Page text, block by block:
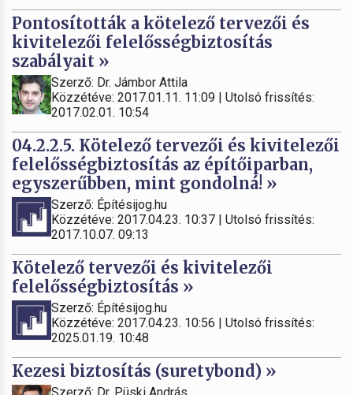
Pontosították a kötelező tervezői és
kivitelezői felelősségbiztosítás
szabályait »
Szerző: Dr. Jámbor Attila
Közzétéve: 2017.01.11. 11:09 | Utolsó frissítés:
2017.02.01. 10:54
04.2.2.5. Kötelező tervezői és kivitelezői
felelősségbiztosítás az építőiparban,
egyszerűbben, mint gondolná! »
Szerző: Építésijog.hu
Közzétéve: 2017.04.23. 10:37 | Utolsó frissítés:
2017.10.07. 09:13
Kötelező tervezői és kivitelezői
felelősségbiztosítás »
Szerző: Építésijog.hu
Közzétéve: 2017.04.23. 10:56 | Utolsó frissítés:
2025.01.19. 10:48
Kezesi biztosítás (suretybond) »
Szerző: Dr. Püski András